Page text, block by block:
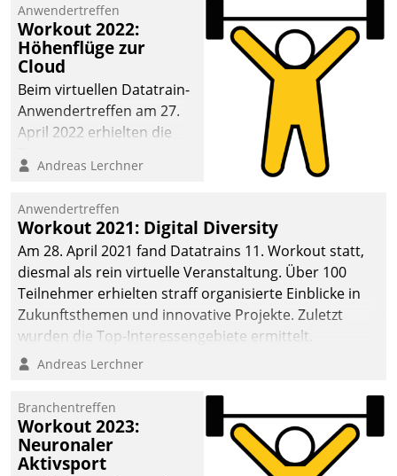
Mammutprojekte
meistern und Workloads
wuppen – bei zunehmend
anspruchsvollen
Aufgaben und
abnehmendem
Anwendertreffen
Workout 2022:
Höhenflüge zur
Cloud
Beim virtuellen Datatrain-
Anwendertreffen am 27.
April 2022 erhielten die
Teilnehmer kurzweilige
Cloud-Strategien und -
Lösungen mit hohem
Zukunftspotenzial.
Andreas Lerchner
Anwendertreffen
Workout 2021: Digital Diversity
Am 28. April 2021 fand Datatrains 11. Workout statt,
diesmal als rein virtuelle Veranstaltung. Über 100
Teilnehmer erhielten straff organisierte Einblicke in
Zukunftsthemen und innovative Projekte. Zuletzt
wurden die Top-Interessengebiete ermittelt.
Andreas Lerchner
Branchentreffen
Workout 2023:
Neuronaler
Aktivsport